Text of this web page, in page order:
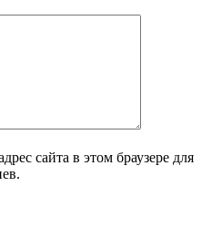
сайта в этом браузере для